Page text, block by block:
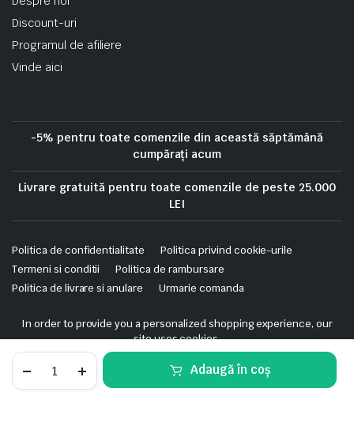
Intreruptor
Adaugă în coș
Discount-uri
Programul de afiliere
Vinde aici
-5% pentru toate comenzile din această săptămână
cumpărați acum
Livrare gratuită pentru toate comenzile de peste 25.000
LEI
Politica de confidentialitate
Politica privind cookie-urile
Termeni si conditii
Politica de rambursare
Politica de livrare si anulare
Urmarie comanda
Copyright 2025 © Skrekis. All right reserved. Powered by iTistul.ro.
In order to provide you a personalized shopping experience, our
site uses cookies.
cookie policy.
Accept Cookies
STORE SEARCH WISHLIST ACCOUNT CATEGORIES